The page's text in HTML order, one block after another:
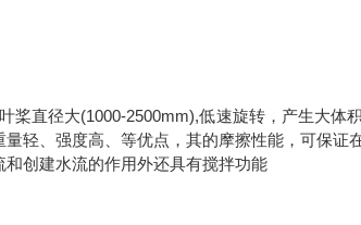
桨直径大(1000-2500mm),低速旋转，产生大体
轻、强度高、等优点，其的摩擦性能，可保证
创建水流的作用外还具有搅拌功能